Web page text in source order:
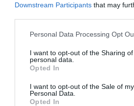
Downstream Participants that may
Personal Data Processing Opt
I want to opt-out of the Sharing
personal data.
Opted In
I want to opt-out of the Sale of my
Personal Data.
Opted In